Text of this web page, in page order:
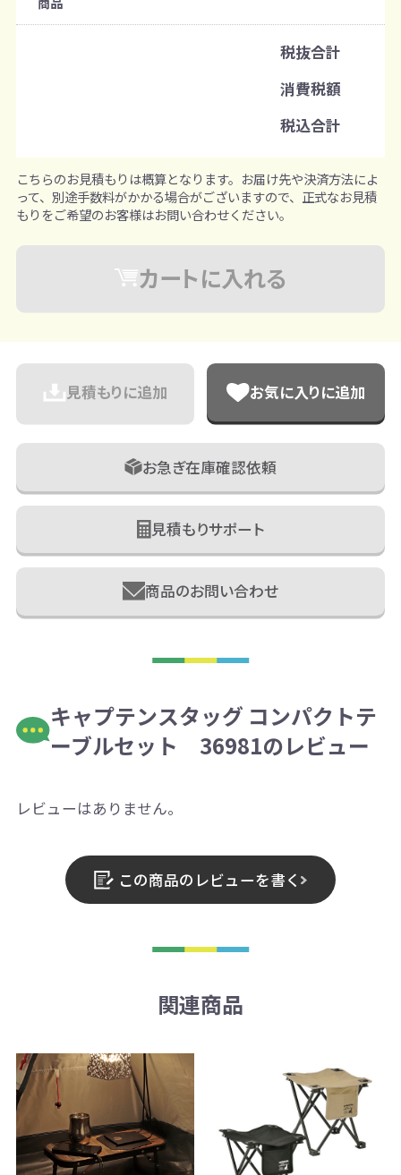
税抜合計
消費税額
税込合計
こちらのお見積もりは概算となります。お届け先や決済方法によ
って、別途手数料がかかる場合がございますので、正式なお見積
もりをご希望のお客様はお問い合わせください。
カートに入れる
見積もりに追加 お気に入りに追加
お急ぎ在庫確認依頼
見積もりサポート
商品のお問い合わせ
キャプテンスタッグ コンパクトテ
ーブルセット 36981のレビュー
レビューはありません。
この商品のレビューを書く
関連商品